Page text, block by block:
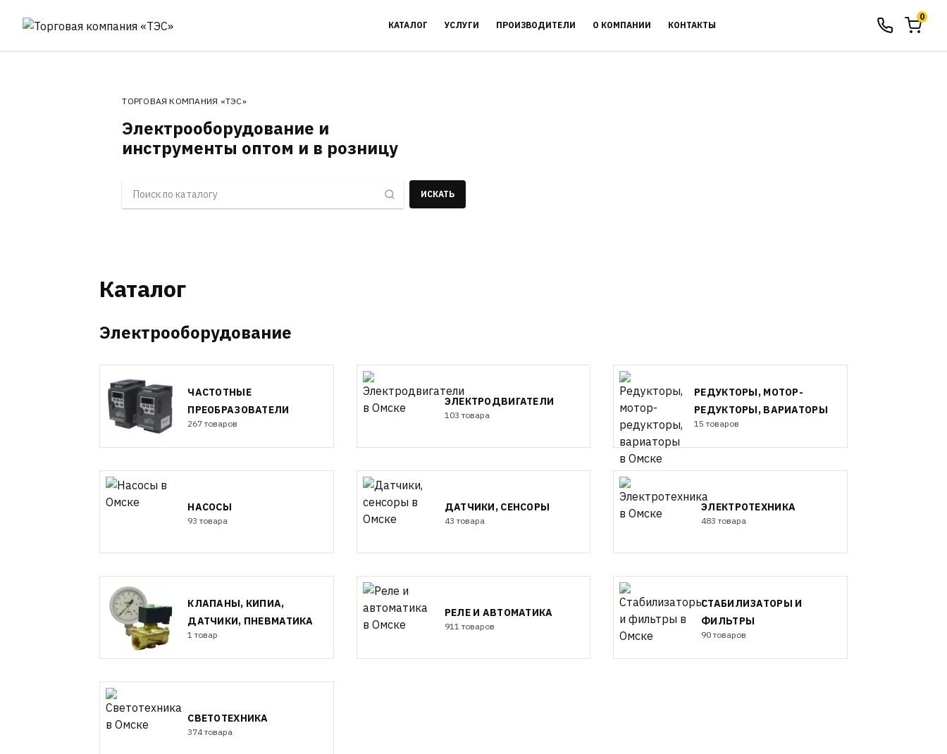
КАТАЛОГ УСЛУГИ ПРОИЗВОДИТЕЛИ О КОМПАНИИ КОНТАКТЫ
0
ТОРГОВАЯ КОМПАНИЯ «ТЭС»
Электрооборудование и
инструменты оптом и в розницу
ИСКАТЬ
Каталог
Электрооборудование
ЧАСТОТНЫЕ
ПРЕОБРАЗОВАТЕЛИ
267 товаров
ЭЛЕКТРОДВИГАТЕЛИ
103 товара
РЕДУКТОРЫ, МОТОР-
РЕДУКТОРЫ, ВАРИАТОРЫ
15 товаров
НАСОСЫ
93 товара
ДАТЧИКИ, СЕНСОРЫ
43 товара
ЭЛЕКТРОТЕХНИКА
483 товара
КЛАПАНЫ, КИПИА,
ДАТЧИКИ, ПНЕВМАТИКА
1 товар
РЕЛЕ И АВТОМАТИКА
911 товаров
СТАБИЛИЗАТОРЫ И
ФИЛЬТРЫ
90 товаров
СВЕТОТЕХНИКА
374 товара